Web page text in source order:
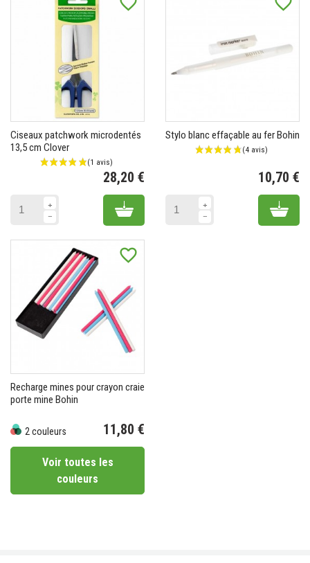
Ciseaux patchwork microdentés
13,5 cm Clover
28,20 €
Add to cart
Stylo blanc effaçable au fer Bohin
10,70 €
Add
favorite_border
Recharge mines pour crayon craie
porte mine Bohin
2 couleurs 11,80 €
Voir toutes les
couleurs